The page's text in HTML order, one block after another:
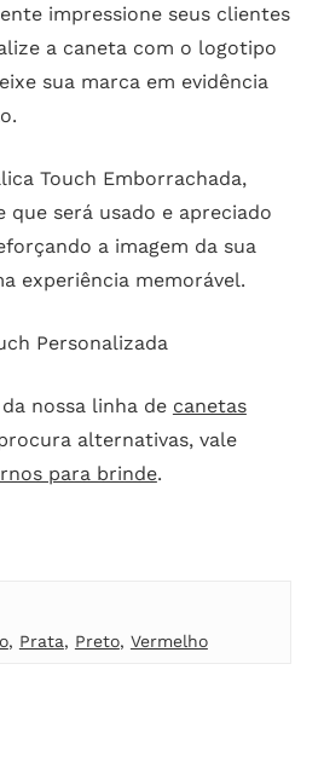
impressione seus clientes
a caneta com o logotipo
sua marca em evidência
Touch Emborrachada,
será usado e apreciado
a imagem da sua
experiência memorável.
Personalizada
nossa linha de canetas
alternativas, vale
para brinde.
, Prata, Preto, Vermelho